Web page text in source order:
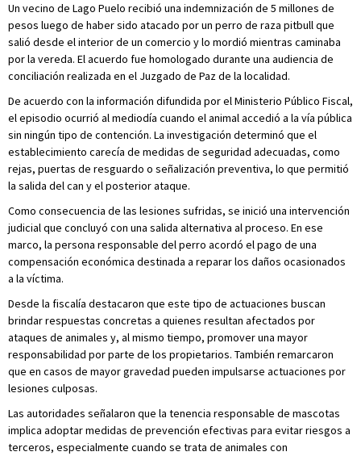
Un vecino de Lago Puelo recibió una indemnización de 5 millones de
pesos luego de haber sido atacado por un perro de raza pitbull que
salió desde el interior de un comercio y lo mordió mientras caminaba
por la vereda. El acuerdo fue homologado durante una audiencia de
conciliación realizada en el Juzgado de Paz de la localidad.
De acuerdo con la información difundida por el Ministerio Público Fiscal,
el episodio ocurrió al mediodía cuando el animal accedió a la vía pública
sin ningún tipo de contención. La investigación determinó que el
establecimiento carecía de medidas de seguridad adecuadas, como
rejas, puertas de resguardo o señalización preventiva, lo que permitió
la salida del can y el posterior ataque.
Como consecuencia de las lesiones sufridas, se inició una intervención
judicial que concluyó con una salida alternativa al proceso. En ese
marco, la persona responsable del perro acordó el pago de una
compensación económica destinada a reparar los daños ocasionados
a la víctima.
Desde la fiscalía destacaron que este tipo de actuaciones buscan
brindar respuestas concretas a quienes resultan afectados por
ataques de animales y, al mismo tiempo, promover una mayor
responsabilidad por parte de los propietarios. También remarcaron
que en casos de mayor gravedad pueden impulsarse actuaciones por
lesiones culposas.
Las autoridades señalaron que la tenencia responsable de mascotas
implica adoptar medidas de prevención efectivas para evitar riesgos a
terceros, especialmente cuando se trata de animales con